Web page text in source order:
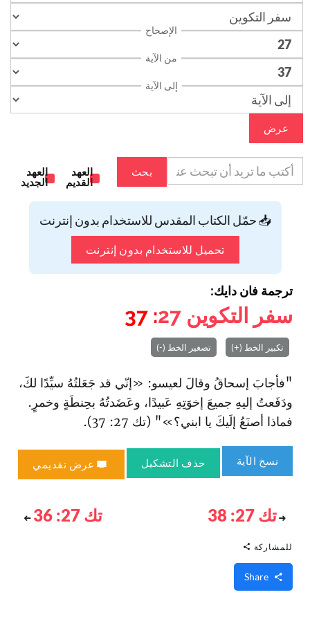
الإصحاح
من الآية
إلى الآية
عرض
بحث
العهد
القديم
العهد
الجديد
📥 حمّل الكتاب المقدس للاستخدام بدون إنترنت
تحميل للاستخدام بدون إنترنت
ترجمة فان دايك:
سفر التكوين 27
: 37
تكبير الخط (+) تصغير الخط (-)
"فأجابَ إسحاقُ وقالَ لعيسو: «إنّي قد جَعَلتُهُ سيِّدًا لكَ،
ودَفَعتُ إليهِ جميعَ إخوَتِهِ عَبيدًا، وعَضَدتُهُ بحِنطَةٍ وخمرٍ.
فماذا أصنَعُ إلَيكَ يا ابني؟»" (تك 27: 37).
نسخ الآية حذف التشكيل عرض تقديمي
تك 27: 38 تك 27: 36
للمشاركة